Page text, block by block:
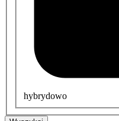
hybrydowo